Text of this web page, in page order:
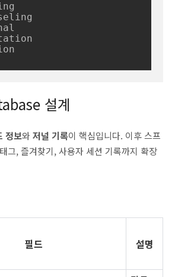
설계
정보와 저널 기록이 핵심입니다. 이후 스프
그, 즐겨찾기, 사용자 세션 기록까지 확장
필드 설명